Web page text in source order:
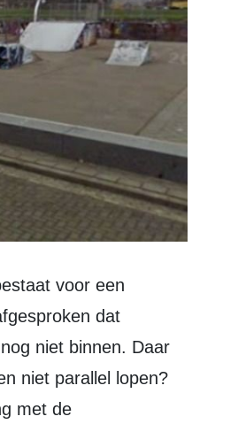
voor een
dat
niet binnen. Daar
niet parallel lopen?
met de